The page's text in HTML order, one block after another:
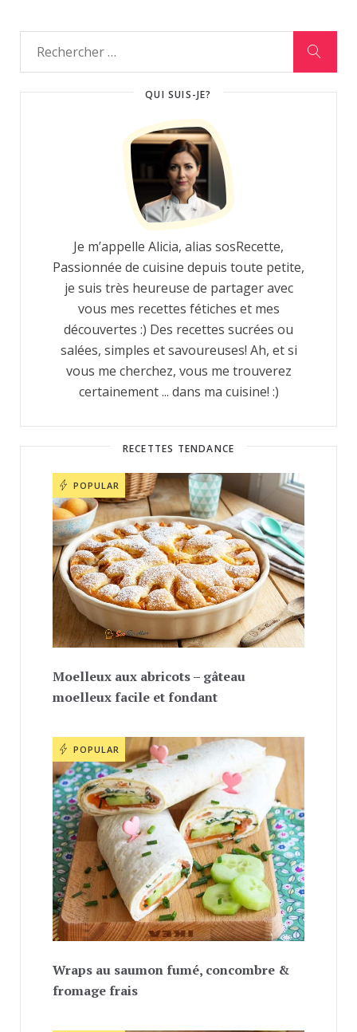
QUI SUIS-JE?
Je m’appelle Alicia, alias sosRecette,
Passionnée de cuisine depuis toute petite,
je suis très heureuse de partager avec
vous mes recettes fétiches et mes
découvertes :) Des recettes sucrées ou
salées, simples et savoureuses! Ah, et si
vous me cherchez, vous me trouverez
certainement ... dans ma cuisine! :)
RECETTES TENDANCE
POPULAR
Moelleux aux abricots – gâteau
moelleux facile et fondant
POPULAR
Wraps au saumon fumé, concombre &
fromage frais